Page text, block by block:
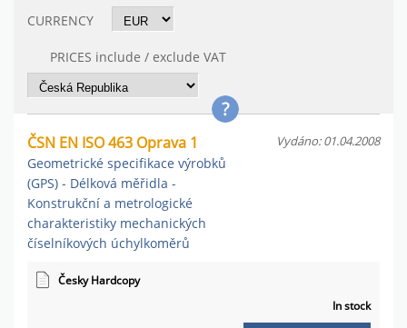
CURRENCY
PRICES include / exclude VAT
ČSN EN ISO 463 Oprava 1
Geometrické specifikace výrobků
(GPS) - Délková měřidla -
Konstrukční a metrologické
charakteristiky mechanických
číselníkových úchylkoměrů
Vydáno: 01.04.2008
Česky Hardcopy
In stock